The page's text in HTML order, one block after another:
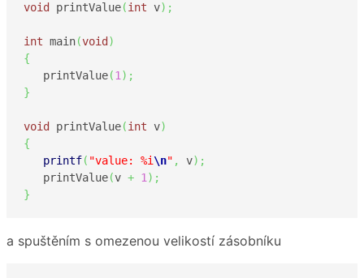
void printValue(int v) ;
int main(void )
{
   printValue
(1 ) ;
}
void printValue(int v)
{
printf( "value: %i \n" , v) ;
   printValue
(v + 1 ) ;
}
a spuštěním s omezenou velikostí zásobníku